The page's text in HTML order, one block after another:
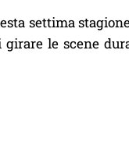
settima
girare le scene